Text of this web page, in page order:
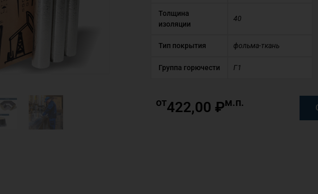
Толщина
изоляции
40
Тип покрытия фольма-ткань
Группа горючести Г1
от422,00 ₽м.п.